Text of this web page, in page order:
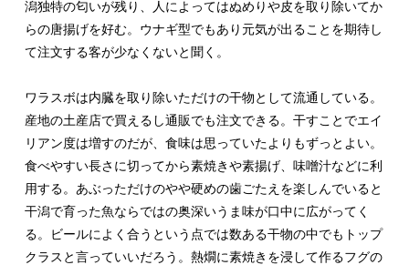
潟独特の匂いが残り、人によってはぬめりや皮を取り除いてか
らの唐揚げを好む。ウナギ型でもあり元気が出ることを期待し
て注文する客が少なくないと聞く。
ワラスボは内臓を取り除いただけの干物として流通している。
産地の土産店で買えるし通販でも注文できる。干すことでエイ
リアン度は増すのだが、食味は思っていたよりもずっとよい。
食べやすい長さに切ってから素焼きや素揚げ、味噌汁などに利
用する。あぶっただけのやや硬めの歯ごたえを楽しんでいると
干潟で育った魚ならではの奥深いうま味が口中に広がってく
る。ビールによく合うという点では数ある干物の中でもトップ
クラスと言っていいだろう。熱燗に素焼きを浸して作るフグの